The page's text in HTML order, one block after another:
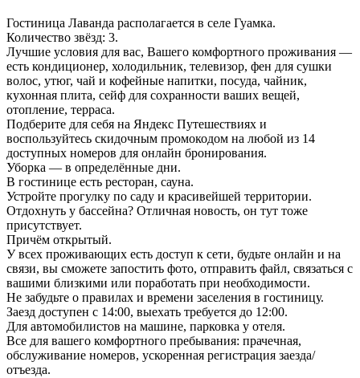
Гостиница Лаванда располагается в селе Гуамка.
Количество звёзд: 3.
Лучшие условия для вас, Вашего комфортного проживания —
есть кондиционер, холодильник, телевизор, фен для сушки
волос, утюг, чай и кофейные напитки, посуда, чайник,
кухонная плита, сейф для сохранности ваших вещей,
отопление, терраса.
Подберите для себя на Яндекс Путешествиях и
воспользуйтесь скидочным промокодом на любой из 14
доступных номеров для онлайн бронирования.
Уборка — в определённые дни.
В гостинице есть ресторан, сауна.
Устройте прогулку по саду и красивейшей территории.
Отдохнуть у бассейна? Отличная новость, он тут тоже
присутствует.
Причём открытый.
У всех проживающих есть доступ к сети, будьте онлайн и на
связи, вы сможете запостить фото, отправить файл, связаться с
вашими близкими или поработать при необходимости.
Не забудьте о правилах и времени заселения в гостиницу.
Заезд доступен с 14:00, выехать требуется до 12:00.
Для автомобилистов на машине, парковка у отеля.
Все для вашего комфортного пребывания: прачечная,
обслуживание номеров, ускоренная регистрация заезда/
отъезда.